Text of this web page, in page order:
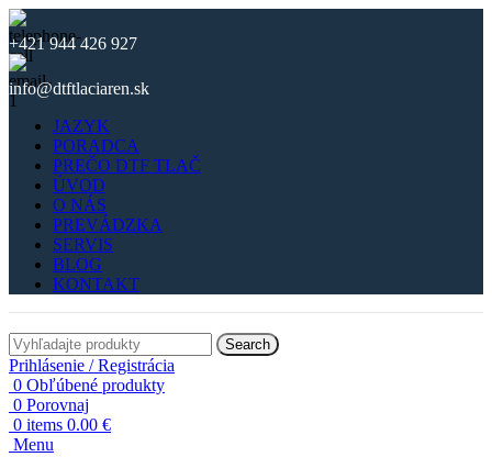
+421 944 426 927
info@dtftlaciaren.sk
JAZYK
PORADCA
PREČO DTF TLAČ
ÚVOD
O NÁS
PREVÁDZKA
SERVIS
BLOG
KONTAKT
Search
Prihlásenie / Registrácia
0 Obľúbené produkty
0 Porovnaj
0 items 0.00 €
Menu